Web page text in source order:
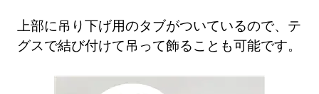
上部に吊り下げ用のタブがついているので、テ
グスで結び付けて吊って飾ることも可能です。